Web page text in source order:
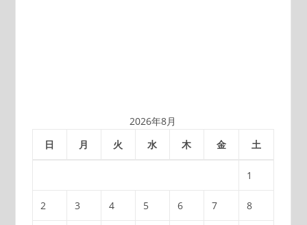
2026年8月
日
月 火 水 木 金 土
1
2 3 4 5 6 7 8